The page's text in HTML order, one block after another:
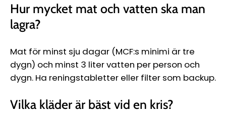
Hur mycket mat och vatten ska man
lagra?
Mat för minst sju dagar (MCF:s minimi är tre
dygn) och minst 3 liter vatten per person och
dygn. Ha reningstabletter eller filter som backup.
Vilka kläder är bäst vid en kris?